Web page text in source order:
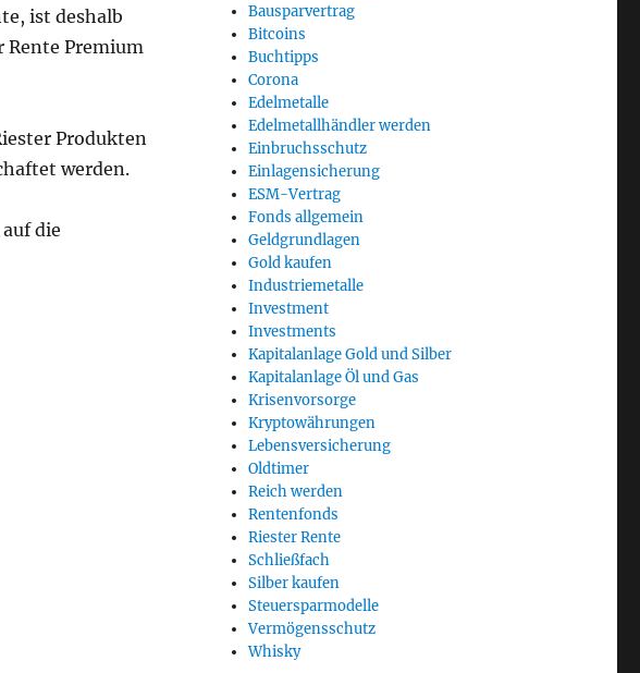
ist deshalb
Rente Premium
Produkten
werden.
die
überhaupt noch Sinn?“
Bausparvertrag
Bitcoins
Buchtipps
Corona
Edelmetalle
Edelmetallhändler werden
Einbruchsschutz
Einlagensicherung
ESM-Vertrag
Fonds allgemein
Geldgrundlagen
Gold kaufen
Industriemetalle
Investment
Investments
Kapitalanlage Gold und Silber
Kapitalanlage Öl und Gas
Krisenvorsorge
Kryptowährungen
Lebensversicherung
Oldtimer
Reich werden
Rentenfonds
Riester Rente
Schließfach
Silber kaufen
Steuersparmodelle
Vermögensschutz
Whisky